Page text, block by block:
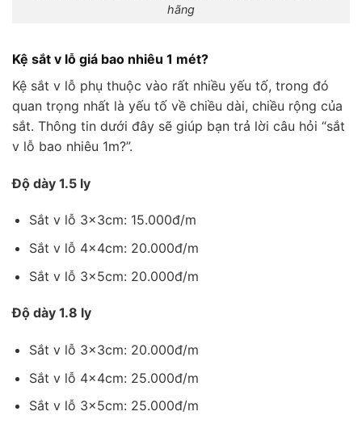
hãng
Kệ sắt v lỗ giá bao nhiêu 1 mét?
Kệ sắt v lỗ phụ thuộc vào rất nhiều yếu tố, trong đó
quan trọng nhất là yếu tố về chiều dài, chiều rộng của
sắt. Thông tin dưới đây sẽ giúp bạn trả lời câu hỏi “sắt
v lỗ bao nhiêu 1m?”.
Độ dày 1.5 ly
Sắt v lỗ 3x3cm: 15.000đ/m
Sắt v lỗ 4x4cm: 20.000đ/m
Sắt v lỗ 3x5cm: 20.000đ/m
Độ dày 1.8 ly
Sắt v lỗ 3x3cm: 20.000đ/m
Sắt v lỗ 4x4cm: 25.000đ/m
Sắt v lỗ 3x5cm: 25.000đ/m